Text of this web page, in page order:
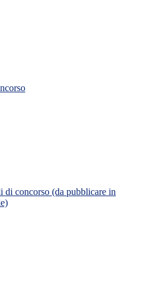
di concorso (da pubblicare in